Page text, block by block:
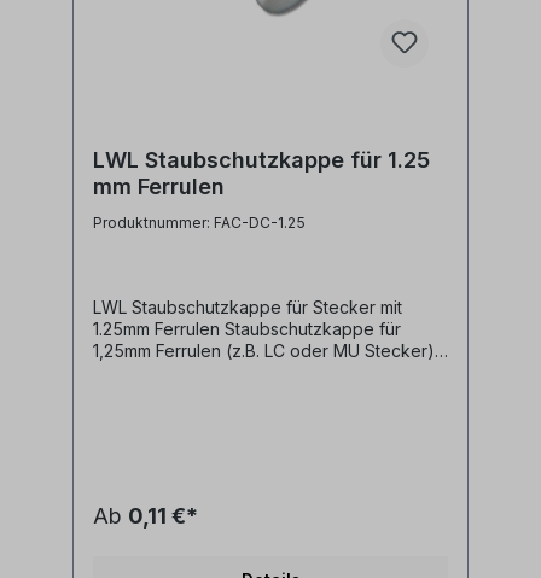
LWL Staubschutzkappe für 1.25
mm Ferrulen
Produktnummer: FAC-DC-1.25
LWL Staubschutzkappe für Stecker mit
1.25mm Ferrulen Staubschutzkappe für
1,25mm Ferrulen (z.B. LC oder MU Stecker) -
Ab 0,11 €*